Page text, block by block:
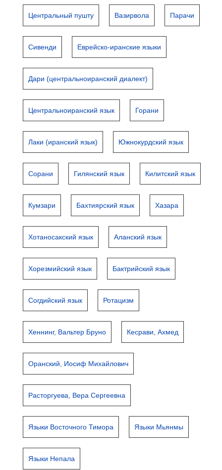
Центральный пушту Вазирвола Парачи
Сивенди Еврейско-иранские языки
Дари (центральноиранский диалект)
Центральноиранский язык Горани
Лаки (иранский язык) Южнокурдский язык
Сорани Гилянский язык Килитский язык
Кумзари Бахтиярский язык Хазара
Хотаносакский язык Аланский язык
Хорезмийский язык Бактрийский язык
Согдийский язык Ротацизм
Хеннинг, Вальтер Бруно Кесрави, Ахмед
Оранский, Иосиф Михайлович
Расторгуева, Вера Сергеевна
Языки Восточного Тимора Языки Мьянмы
Языки Непала